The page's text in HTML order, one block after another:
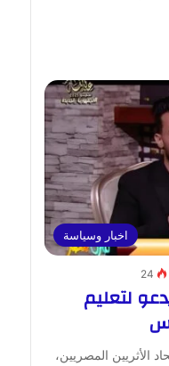
اخبار وسياسة
24
لتعليم
الأثريين المصريين،